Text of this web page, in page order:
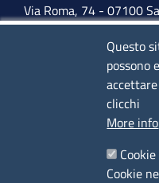
Via Roma, 74 - 07100
Tel. 079 2080274
lunedì - venerdì: 10,00
Questo
possono
clicchi
More info
Cookie